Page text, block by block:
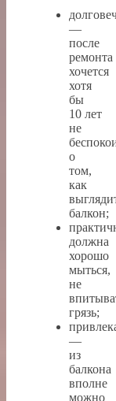
—
после
ремонта
хочется
хотя
бы
10 лет
не
о
том,
как
балкон;
должна
хорошо
мыться,
не
грязь;
—
из
балкона
вполне
можно